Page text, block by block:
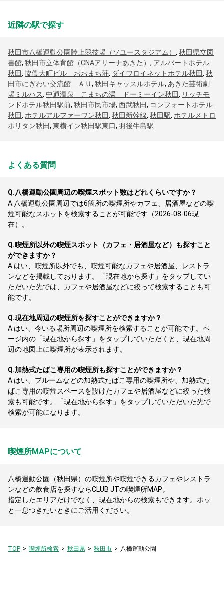
近隣の駅で探す
秋田市八橋運動公園陸上競技場（ソユースタジアム） , 秋田県立図
書館, 秋田市立体育館（CNAアリーナあきた） , アルバートホテル
秋田, 協働大町ビル おおまち荘, ダイワロイネットホテル秋田, 秋
田市にぎわい交流館 ＡＵ, 秋田キャッスルホテル, あきた芸術劇
場ミルハス, 中通温泉 こまちの湯 ドーミーイン秋田, リッチモ
ンドホテル秋田駅前, 秋田市民市場, 西武秋田, コンフォートホテル
秋田, ホテルアルファーワン秋田, 秋田新幹線, 秋田駅, ホテルメトロ
ポリタン秋田, 東横イン秋田駅東口, 羽後牛島駅
よくある質問
Q.八橋運動公園周辺の喫煙スポット数はどれくらいですか？
A. 八橋運動公園周辺では6箇所の喫煙所やカフェ、居酒屋などの喫
煙可能なスポットを検索することが可能です（2026-08-06現
在）。
Q.喫煙所以外の喫煙スポット（カフェ・居酒屋など）も探すこと
ができますか？
A. はい、喫煙所以外でも、喫煙可能なカフェや居酒屋、レストラ
ンなどを掲載しております。「現在地から探す」をタップしてい
ただいた先では、カフェや居酒屋などに絞って検索することも可
能です。
Q.現在地周辺の喫煙所を探すことができますか？
A. はい、今いる場所周辺の喫煙所を検索することが可能です。ペ
ージ内の「現在地から探す」をタップしていただくと、現在地周
辺の地図上に喫煙所が表示されます。
Q.加熱式たばこ専用の喫煙所も探すことができますか？
A. はい、プルームなどの加熱式たばこ専用の喫煙所や、加熱式た
ばこ専用の喫煙スペースを設けたカフェや居酒屋などに絞った検
索も可能です。「現在地から探す」をタップしていただいた先で
検索が可能になります。
喫煙所MAPについて
八橋運動公園（秋田県）の喫煙所や喫煙できるカフェやレストラ
ンなどの飲食店を探すならCLUB JTの喫煙所MAP。
指定したエリアだけでなく、現在地からの検索もできます。ホッ
と一息つきたいときにご活用ください。
TOP 喫煙所検索 秋田県 秋田市 八橋運動公園